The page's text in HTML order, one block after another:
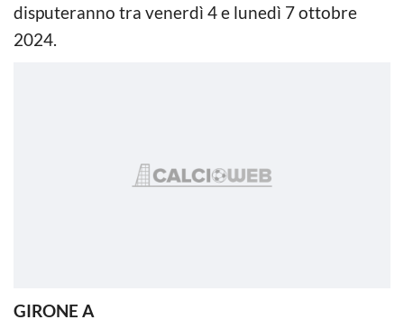
disputeranno tra venerdì 4 e lunedì 7 ottobre
2024.
GIRONE A